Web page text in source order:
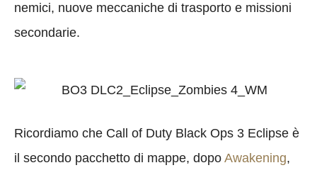
nemici, nuove meccaniche di trasporto e missioni
secondarie.
Ricordiamo che Call of Duty Black Ops 3 Eclipse è
il secondo pacchetto di mappe, dopo Awakening,